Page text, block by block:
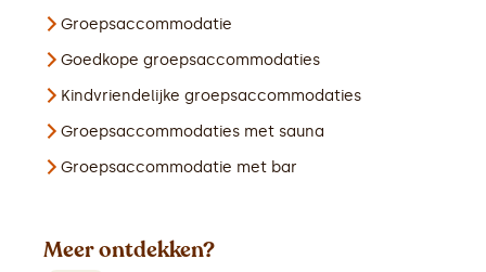
Groepsaccommodatie
Goedkope groepsaccommodaties
Kindvriendelijke groepsaccommodaties
Groepsaccommodaties met sauna
Groepsaccommodatie met bar
Meer ontdekken?